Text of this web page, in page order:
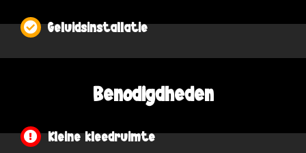
Geluidsinstallatie
Benodigdheden
Kleine kleedruimte